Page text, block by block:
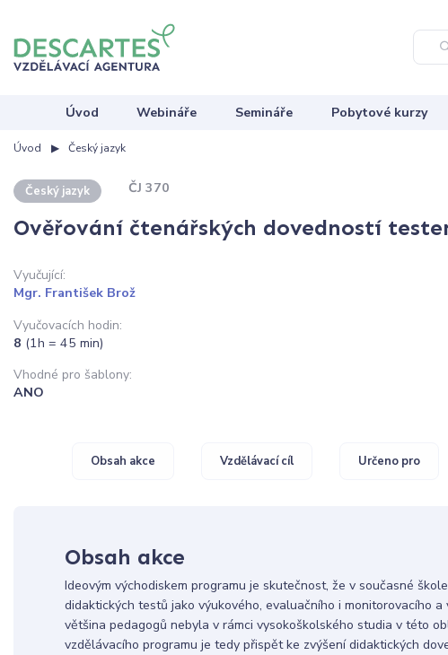
Úvod Webináře Semináře Pobytové kurzy
Úvod Český jazyk
Český jazyk ČJ 370
Ověřování čtenářských dovedností
Vyučující:
Mgr. František Brož
Vyučovacích hodin:
8 (1h = 45 min)
Vhodné pro šablony:
ANO
Obsah akce Vzdělávací cíl Určeno pro
Obsah akce
Ideovým východiskem programu je skutečnost, že v současné
didaktických testů jako výukového, evaluačního i monitorovacího
většina pedagogů nebyla v rámci vysokoškolského studia v této
vzdělávacího programu je tedy přispět ke zvýšení didaktických